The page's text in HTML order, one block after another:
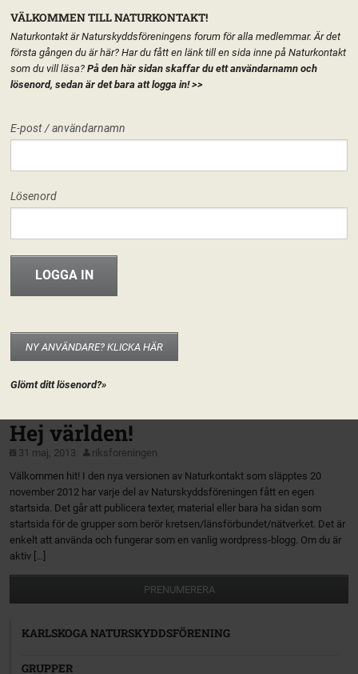
FORUM
INFO & MATERIAL
HEM FÖRENINGEN KARLSKOGA NATURSKYDDSFÖRENING
Utflyktstips: Fjärils- och
humleträdgården i Karlskoga
med i programmet redan tidigt. En trevlig påminnelse kom till kansliet och
började så här ”Ni vill väl inte missa att se vad ett sökt projektbidrag från
riks kan bli av i praktiken…. Jo, det bidde en mycket uppskattad Fjärils och
humleträdgård!! Tack Isak, […]
Hej världen!
31 maj, 2013
riksforeningen
Välkommen hit! I den nya versionen av Naturkontakt som släpptes 20
november 2012 har varje del av Naturskyddsföreningen fått en egen
startsida. Det går att publicera texter, material eller bara ha sidan som
startsida för de grupper som berör kretsen/länsförbundet/nätverket. Det är
enkelt att använda och fungerar som en vanlig wordpress-blogg. Om du är
aktiv […]
PRENUMERERA
KARLSKOGA NATURSKYDDSFÖRENING
GRUPPER
VÄLKOMMEN TILL NATURKONTAKT!
Naturkontakt är Naturskyddsföreningens forum för alla medlemmar. Är det
första gången du är här? Har du fått en länk till en sida inne på Naturkontakt
som du vill läsa? På den här sidan skaffar du ett användarnamn och
lösenord, sedan är det bara att logga in!>>
E-post / användarnamn
Lösenord
NY ANVÄNDARE? KLICKA HÄR
Glömt ditt lösenord?»